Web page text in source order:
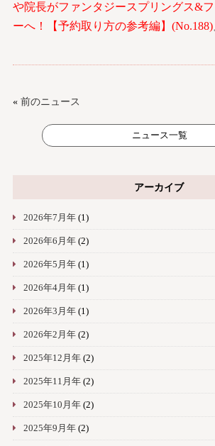
や院長がファンタジースプリングス&
ーへ！【予約取り方の参考編】(No.188)
« 前のニュース
ニュース一覧
アーカイブ
2026年7月年(1)
2026年6月年(2)
2026年5月年(1)
2026年4月年(1)
2026年3月年(1)
2026年2月年(2)
2025年12月年(2)
2025年11月年(2)
2025年10月年(2)
2025年9月年(2)